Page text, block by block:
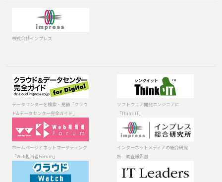
株式会社インプレス
データセンター
を検索・見積
「クラウド&デー
タセンター完全
ソフトウェア開
発エンジニアに
「Think IT」
ホームページと
ネットマーケテ
ィング「Web担
当者Forum」
インターネット
メディアの総合
研究所 調査報
法人向けIT・ク
ラウドソリュー
日本のITを変え
データセンターを検索・見積「クラウ
ド&データセンター完全ガイド」
ソフトウェア開発エンジニアに
「Think IT」
ホームページとネットマーケティング
「Web担当者Forum」
インターネットメディアの総合研究
所 調査報告書